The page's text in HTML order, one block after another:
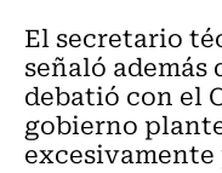
El secretario
señaló además
debatió con el
gobierno